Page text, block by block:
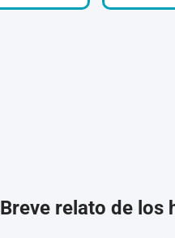
Breve relato de los